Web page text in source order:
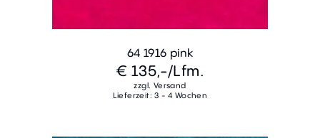
64 1916 pink
€ 135,-/Lfm.
zzgl. Versand
Lieferzeit: 3 - 4 Wochen